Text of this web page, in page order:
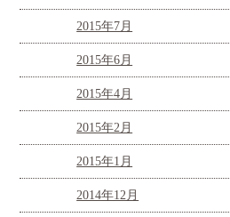
2015年7月
2015年6月
2015年4月
2015年2月
2015年1月
2014年12月